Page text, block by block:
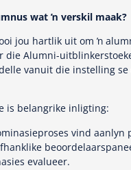
wat ŉ verskil maak?
jou hartlik uit om ŉ
die Alumni-
vanuit die instelling se
is belangrike inligting:
vind aanlyn
evalueer.